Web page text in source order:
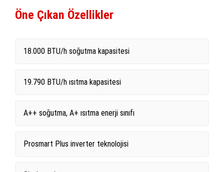
Öne Çıkan Özellikler
18.000 BTU/h soğutma kapasitesi
19.790 BTU/h ısıtma kapasitesi
A++ soğutma, A+ ısıtma enerji sınıfı
Prosmart Plus inverter teknolojisi